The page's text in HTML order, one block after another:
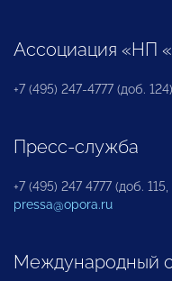
Ассоциация «НП
+7 (495) 247-4777 (доб. 124)
Пресс-служба
+7 (495) 247 4777 (доб. 115,
pressa@opora.ru
Международный